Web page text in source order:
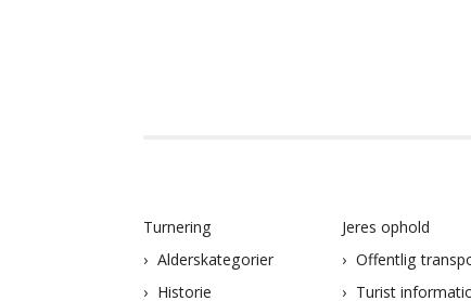
Turnering
Alderskategorier
Historie
Jeres ophold
Offentlig
Turist